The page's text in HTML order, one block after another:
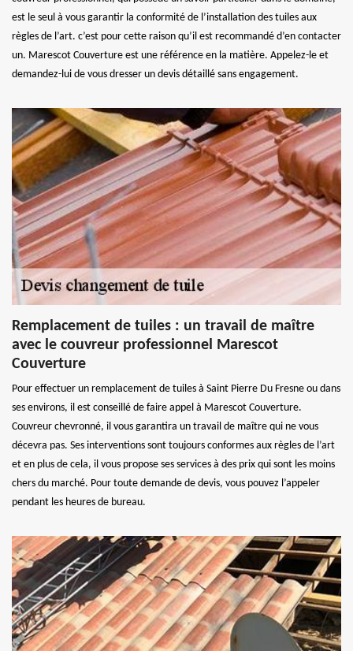
est le seul à vous garantir la conformité de l’installation des tuiles aux
règles de l’art. c’est pour cette raison qu’il est recommandé d’en contacter
un. Marescot Couverture est une référence en la matière. Appelez-le et
demandez-lui de vous dresser un devis détaillé sans engagement.
Remplacement de tuiles : un travail de maître
avec le couvreur professionnel Marescot
Couverture
Pour effectuer un remplacement de tuiles à Saint Pierre Du Fresne ou dans
ses environs, il est conseillé de faire appel à Marescot Couverture.
Couvreur chevronné, il vous garantira un travail de maître qui ne vous
décevra pas. Ses interventions sont toujours conformes aux règles de l’art
et en plus de cela, il vous propose ses services à des prix qui sont les moins
chers du marché. Pour toute demande de devis, vous pouvez l’appeler
pendant les heures de bureau.